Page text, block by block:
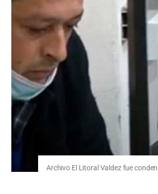
Archivo El Litoral Valdez fue